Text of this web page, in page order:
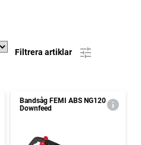
Filtrera artiklar
Bandsåg FEMI ABS NG120
Downfeed